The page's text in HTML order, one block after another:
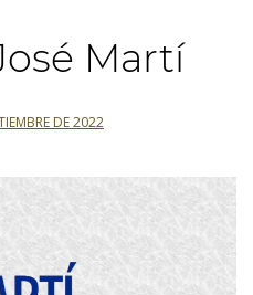
Martí
DE 2022